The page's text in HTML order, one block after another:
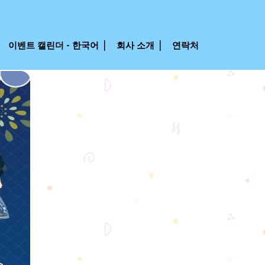
이벤트 캘린더 - 한국어 회사 소개 연락처